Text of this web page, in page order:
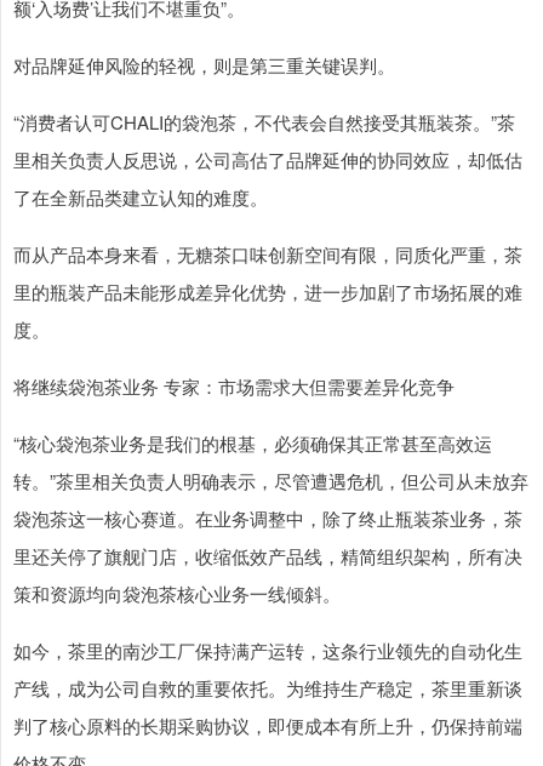
额‘入场费’让我们不堪重负”。
对品牌延伸风险的轻视，则是第三重关键误判。
“消费者认可CHALI的袋泡茶，不代表会自然接受其瓶装茶。”茶
里相关负责人反思说，公司高估了品牌延伸的协同效应，却低估
了在全新品类建立认知的难度。
而从产品本身来看，无糖茶口味创新空间有限，同质化严重，茶
里的瓶装产品未能形成差异化优势，进一步加剧了市场拓展的难
度。
将继续袋泡茶业务 专家：市场需求大但需要差异化竞争
“核心袋泡茶业务是我们的根基，必须确保其正常甚至高效运
转。”茶里相关负责人明确表示，尽管遭遇危机，但公司从未放弃
袋泡茶这一核心赛道。在业务调整中，除了终止瓶装茶业务，茶
里还关停了旗舰门店，收缩低效产品线，精简组织架构，所有决
策和资源均向袋泡茶核心业务一线倾斜。
如今，茶里的南沙工厂保持满产运转，这条行业领先的自动化生
产线，成为公司自救的重要依托。为维持生产稳定，茶里重新谈
判了核心原料的长期采购协议，即便成本有所上升，仍保持前端